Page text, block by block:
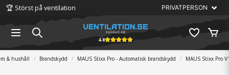
🏆 Störst på ventilation
4.8
& hushåll Brandskydd MAUS Stixx Pro - Automatisk brandskydd MAUS Stixx Pro